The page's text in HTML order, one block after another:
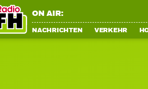
ON AIR:
NACHRICHTEN VERKEHR